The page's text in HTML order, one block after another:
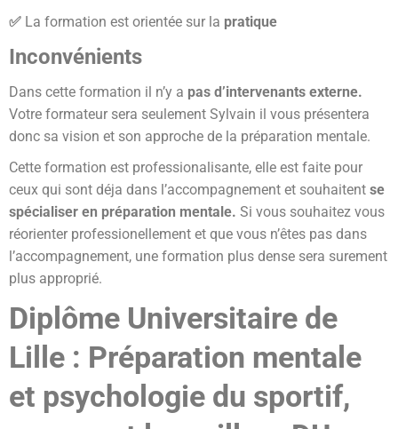
✅ La formation est orientée sur la pratique
Inconvénients
Dans cette formation il n’y a pas d’intervenants externe.
Votre formateur sera seulement Sylvain il vous présentera
donc sa vision et son approche de la préparation mentale.
Cette formation est professionalisante, elle est faite pour
ceux qui sont déja dans l’accompagnement et souhaitent se
spécialiser en préparation mentale. Si vous souhaitez vous
réorienter professionellement et que vous n’êtes pas dans
l’accompagnement, une formation plus dense sera surement
plus approprié.
Diplôme Universitaire de
Lille : Préparation mentale
et psychologie du sportif,